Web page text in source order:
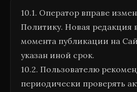
10.1. Оператор вправе
Политику. Новая редакция
момента публикации на
указан иной срок.
10.2. Пользователю
периодически проверять